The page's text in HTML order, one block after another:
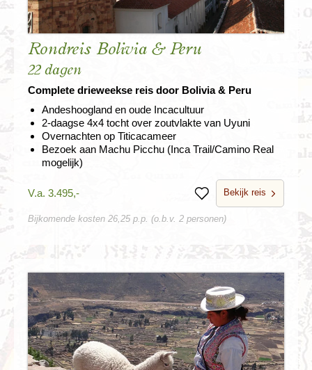
Rondreis Bolivia & Peru
22 dagen
Complete drieweekse reis door Bolivia & Peru
Andeshoogland en oude Incacultuur
2-daagse 4x4 tocht over zoutvlakte van Uyuni
Overnachten op Titicacameer
Bezoek aan Machu Picchu (Inca Trail/Camino Real
mogelijk)
V.a. 3.495,- BewarenBekijk reis
Bijkomende kosten 26,25 p.p. (o.b.v. 2 personen)